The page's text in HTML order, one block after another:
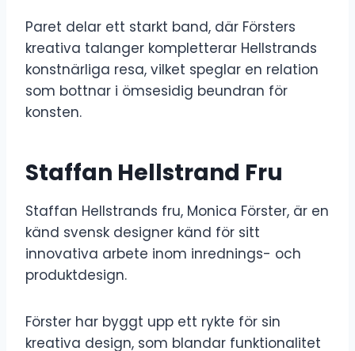
Paret delar ett starkt band, där Försters
kreativa talanger kompletterar Hellstrands
konstnärliga resa, vilket speglar en relation
som bottnar i ömsesidig beundran för
konsten.
Staffan Hellstrand Fru
Staffan Hellstrands fru, Monica Förster, är en
känd svensk designer känd för sitt
innovativa arbete inom inrednings- och
produktdesign.
Förster har byggt upp ett rykte för sin
kreativa design, som blandar funktionalitet